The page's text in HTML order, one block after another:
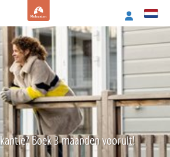
Boek 3 maanden vooruit!